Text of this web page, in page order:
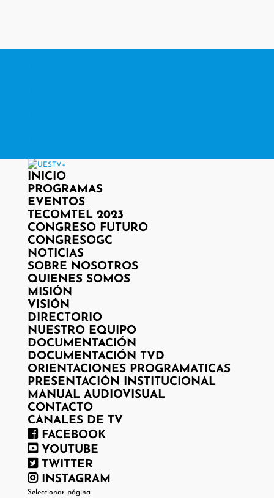
INICIO
PROGRAMAS
EVENTOS
TECOMTEL 2023
CONGRESO FUTURO
CONGRESOGC
NOTICIAS
SOBRE NOSOTROS
QUIENES SOMOS
MISIÓN
VISIÓN
DIRECTORIO
NUESTRO EQUIPO
DOCUMENTACIÓN
DOCUMENTACIÓN TVD
ORIENTACIONES PROGRAMATICAS
PRESENTACIÓN INSTITUCIONAL
MANUAL AUDIOVISUAL
CONTACTO
CANALES DE TV
FACEBOOK
YOUTUBE
TWITTER
INSTAGRAM
Seleccionar página